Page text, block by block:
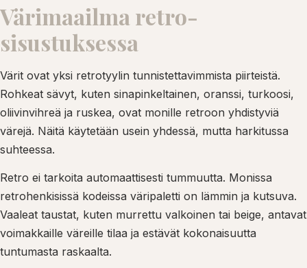
Värimaailma retro-
sisustuksessa
Värit ovat yksi retrotyylin tunnistettavimmista piirteistä.
Rohkeat sävyt, kuten sinapinkeltainen, oranssi, turkoosi,
oliivinvihreä ja ruskea, ovat monille retroon yhdistyviä
värejä. Näitä käytetään usein yhdessä, mutta harkitussa
suhteessa.
Retro ei tarkoita automaattisesti tummuutta. Monissa
retrohenkisissä kodeissa väripaletti on lämmin ja kutsuva.
Vaaleat taustat, kuten murrettu valkoinen tai beige, antavat
voimakkaille väreille tilaa ja estävät kokonaisuutta
tuntumasta raskaalta.